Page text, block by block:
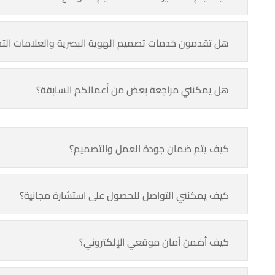
هل تقدمون خدمات تصميم الهوية البصرية والعلامات
هل يمكنني مراجعة بعض من أعمالكم السابقة؟
كيف يتم ضمان جودة العمل والتصميم؟
كيف يمكنني التواصل للحصول على استشارة مجانية؟
كيف أضمن أمان موقعي الإلكتروني؟